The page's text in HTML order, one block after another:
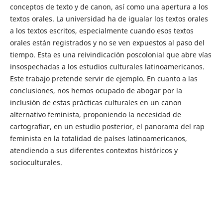
conceptos de texto y de canon, así como una apertura a los
textos orales. La universidad ha de igualar los textos orales
a los textos escritos, especialmente cuando esos textos
orales están registrados y no se ven expuestos al paso del
tiempo. Esta es una reivindicación poscolonial que abre vías
insospechadas a los estudios culturales latinoamericanos.
Este trabajo pretende servir de ejemplo. En cuanto a las
conclusiones, nos hemos ocupado de abogar por la
inclusión de estas prácticas culturales en un canon
alternativo feminista, proponiendo la necesidad de
cartografiar, en un estudio posterior, el panorama del rap
feminista en la totalidad de países latinoamericanos,
atendiendo a sus diferentes contextos históricos y
socioculturales.